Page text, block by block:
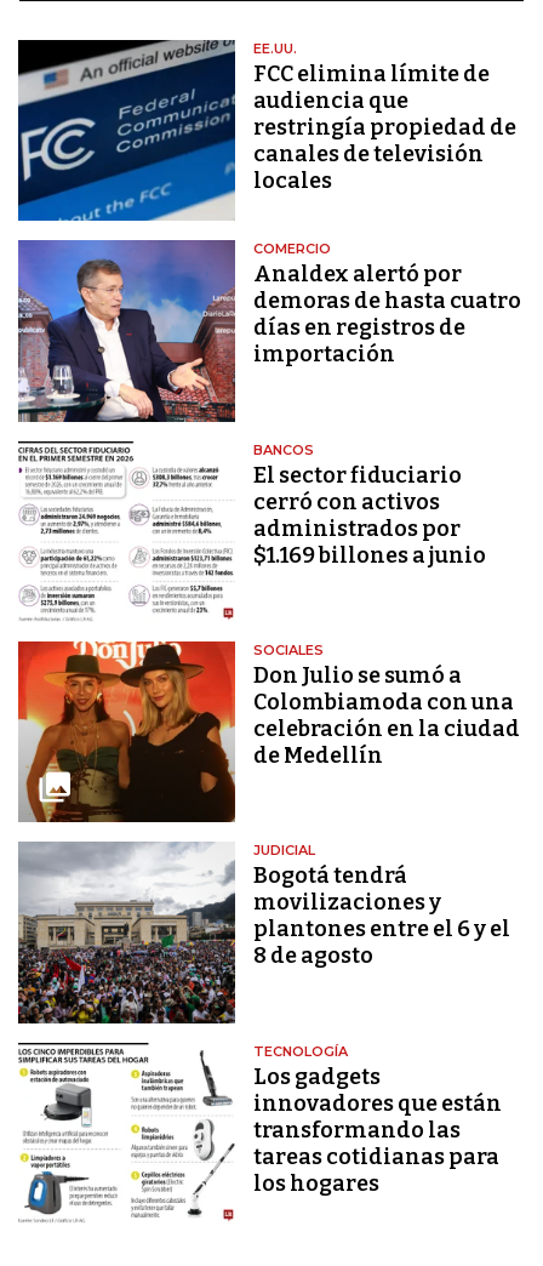
EE.UU.
FCC elimina límite de
audiencia que
restringía propiedad de
canales de televisión
locales
COMERCIO
Analdex alertó por
demoras de hasta cuatro
días en registros de
importación
BANCOS
El sector fiduciario
cerró con activos
administrados por
$1.169 billones a junio
SOCIALES
Don Julio se sumó a
Colombiamoda con una
celebración en la ciudad
de Medellín
JUDICIAL
Bogotá tendrá
movilizaciones y
plantones entre el 6 y el
8 de agosto
TECNOLOGÍA
Los gadgets
innovadores que están
transformando las
tareas cotidianas para
los hogares